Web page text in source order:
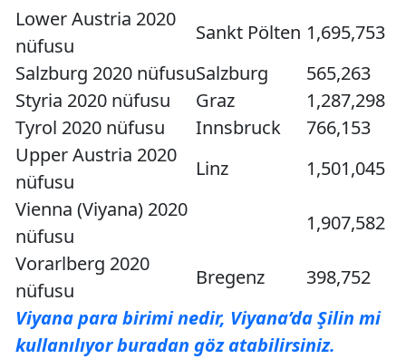
Lower Austria 2020
nüfusu
Sankt Pölten 1,695,753
Salzburg 2020 nüfusuSalzburg
565,263
Styria 2020 nüfusu
Graz
1,287,298
Tyrol 2020 nüfusu
Innsbruck
766,153
Upper Austria 2020
nüfusu
Linz
1,501,045
Vienna (Viyana) 2020
nüfusu
1,907,582
Vorarlberg 2020
nüfusu
Bregenz
398,752
Viyana para birimi nedir, Viyana’da Şilin mi
kullanılıyor buradan göz atabilirsiniz.